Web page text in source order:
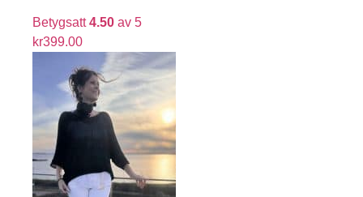
Betygsatt4.50 av 5
kr399.00